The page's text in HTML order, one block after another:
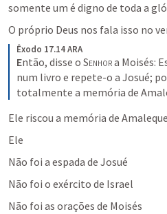
somente um é digno de toda a
O próprio Deus nos fala isso no
Êxodo 17.14 ARA
Então, disse o Senhor a Moisés:
num livro e repete-o a Josué;
totalmente a memória de
Ele riscou a memória de
Ele
Não foi a espada de Josué
Não foi o exército de Israel
Não foi as orações de Moisés